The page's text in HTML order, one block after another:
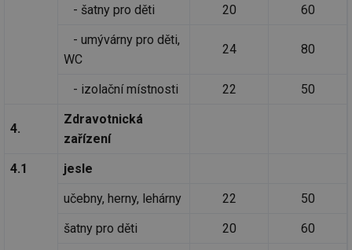
- šatny pro děti 20
60
- umývárny pro děti,
WC
24 80
- izolační místnosti 22 50
4.
Zdravotnická
zařízení
4.1
jesle
učebny, herny, lehárny
22
50
šatny pro děti
20
60